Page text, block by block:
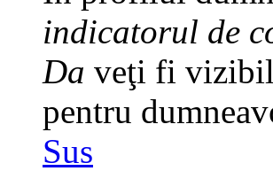
indicatorul de
Da veţi fi vizibil
pentru
Sus